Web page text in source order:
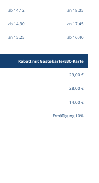
ab 14.12 an 18.05
ab 14.30 an 17.45
an 15.25 ab 16.40
Rabatt mit Gästekarte/EBC-Karte
29,00 €
28,00 €
14,00 €
Ermäßigung 10%